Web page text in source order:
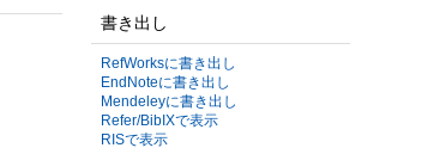
書き出し
RefWorksに書き出し
EndNoteに書き出し
Mendeleyに書き出し
Refer/BibIXで表示
RISで表示